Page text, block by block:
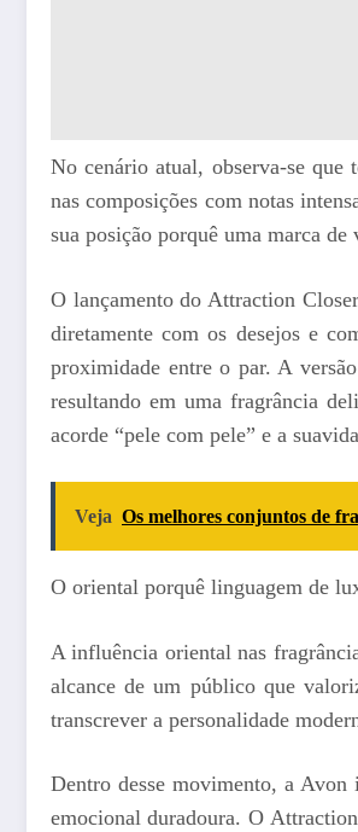
No cenário atual, observa-se
nas composições com notas
sua posição porquê uma marca
O lançamento do Attraction
diretamente com os desejos e
proximidade entre o par. A
resultando em uma fragrância
acorde “pele com pele” e a
Veja Os melhores conjuntos de
O oriental porquê linguagem de
A influência oriental nas
alcance de um público que
transcrever a personalidade
Dentro desse movimento, a Avon
emocional duradoura. O